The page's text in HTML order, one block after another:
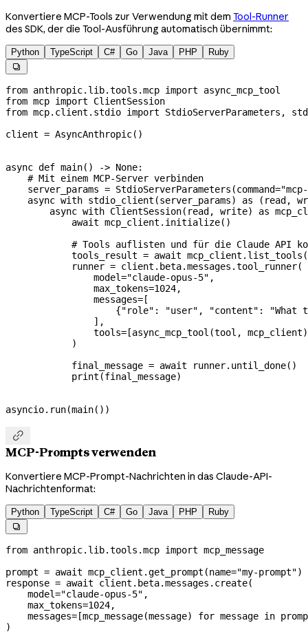
Konvertiere MCP-Tools zur Verwendung mit dem Tool-Runner
des SDK, der die Tool-Ausführung automatisch übernimmt:
Python TypeScript C# Go Java PHP Ruby

from anthropic.lib.tools.mcp import async_mcp_tool
from mcp import ClientSession
from mcp.client.stdio import StdioServerParameters,
client = AsyncAnthropic()
async def main() -> None:
    # Mit einem MCP-Server verbinden
    server_params
= StdioServerParameters(command=
    async
with stdio_client(server_params) as (read,
        async
with ClientSession(read, write) as
            await
mcp_client.initialize()
# Tools auflisten und für die Claude API
            tools_result
= await
            runner
= client.beta.messages.tool_runner(
                model
="claude-opus-5" ,
                max_tokens
=1024,
                messages
= [
                    {
"role" : "user" , "content" :
"What
                ],
                tools
= [async_mcp_tool(tool,
            )
            final_message
= await runner.until_done()
            print
(final_message)
asyncio.run(main())

MCP-Prompts verwenden
Konvertiere MCP-Prompt-Nachrichten in das Claude-API-
Nachrichtenformat:
Python TypeScript C# Go Java PHP Ruby

from anthropic.lib.tools.mcp import mcp_message
prompt = await mcp_client.get_prompt(name="my-prompt")
response = await client.beta.messages.create(
    model
="claude-opus-5" ,
    max_tokens
=1024,
    messages
= [mcp_message(message) for message in
)